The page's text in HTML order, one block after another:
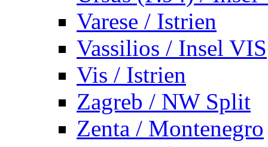
Varese / Istrien
Vassilios / Insel VIS
Vis / Istrien
Zagreb / NW Split
Zenta / Montenegro